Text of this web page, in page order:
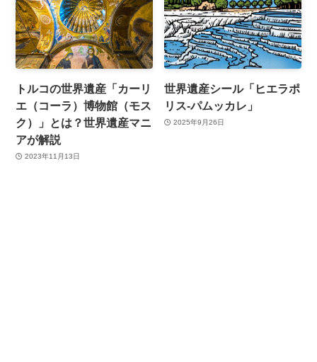
トルコの世界遺産「カーリ
エ（コーラ）博物館（モス
ク）」とは？世界遺産マニ
アが解説
2023年11月13日
世界遺産シール「ヒエラポ
リス-パムッカレ」
2025年9月26日